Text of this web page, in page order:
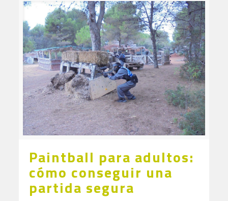
Paintball para adultos:
cómo conseguir una
partida segura